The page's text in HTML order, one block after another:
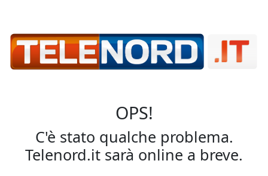
OPS!
C'è stato qualche problema.
Telenord.it sarà online a breve.